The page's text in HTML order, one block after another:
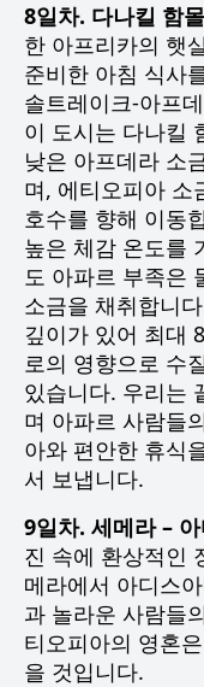
8일차. 다나킬 함
한 아프리카의 햇
준비한 아침 식사
솔트레이크-아프
이 도시는 다나킬
낮은 아프데라 소
며, 에티오피아 소
호수를 향해 이동
높은 체감 온도를
도 아파르 부족은
소금을 채취합니
깊이가 있어 최대
로의 영향으로 수
있습니다. 우리는
며 아파르 사람들
아와 편안한 휴식
서 보냅니다.
9일차. 세메라 –
진 속에 환상적인
메라에서 아디스
과 놀라운 사람들
티오피아의 영혼
을 것입니다.